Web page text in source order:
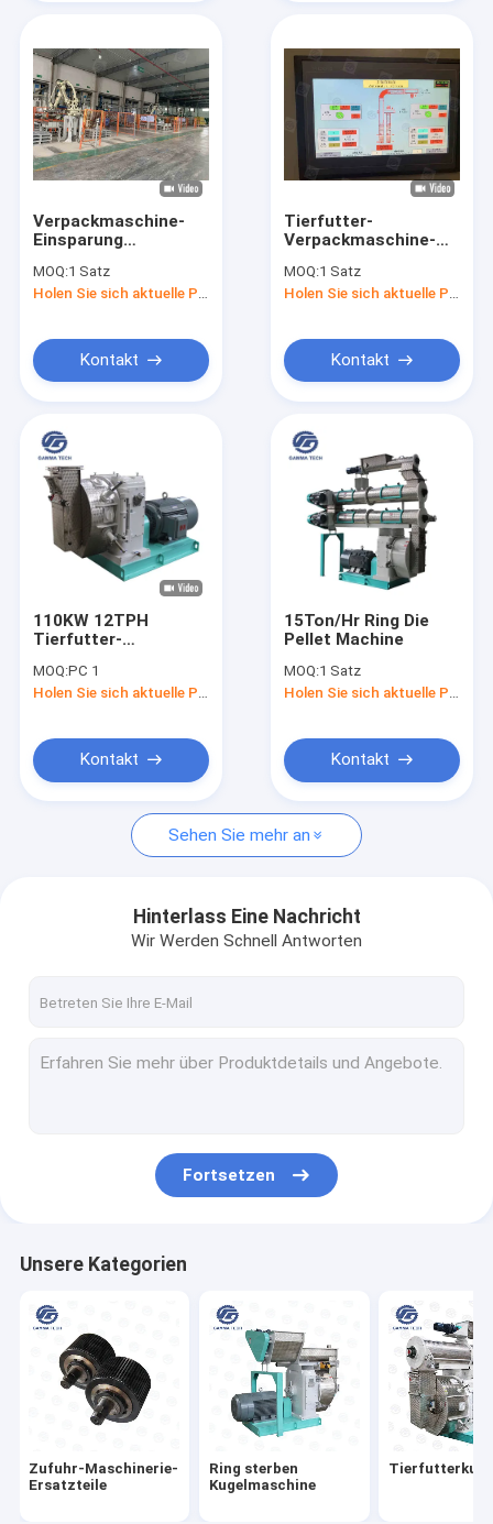
Produits
Über uns
Kontakt
Tierfutterkugelmaschine
Geflügelzufuhr-Kugelmaschine
Geflügelzufuhrfertigungsstraße
Korn-Becherwerk
Korn-Kettenförderer
Futtermühlemaschine
Produktionslinie für Fischfutter
Zufuhr Bulkers
Verpackmaschine-
Einsparung
Palletizer des
Tierfutter-
MOQ:1 Satz
Kontakt
Tierfutter-
Verpackmaschine-
Futtermühle-
Arbeitskräfte NSK
MOQ:1 Satz
Kontakt
110KW 12TPH
Tierfutter-
Schaf-Zufuhr-Kugel-
Maschinen-SZLH420
MOQ:PC 1
Kontakt
15Ton/Hr Ring Die
Pellet Machine
MOQ:1 Satz
Kontakt
Sehen Sie mehr an
Hinterlass Eine Nachricht
Wir Werden Schnell Antworten
Fortsetzen
Unsere Kategorien
Zufuhr-Maschinerie-
Ersatzteile
Ring sterben
Kugelmaschine